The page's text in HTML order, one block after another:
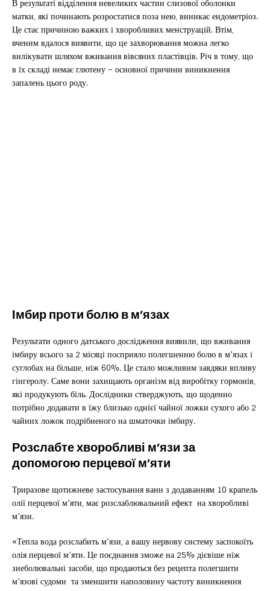
матки, які починають розростатися поза нею, виникає ендометріоз.
Це стає причиною важких і хворобливих менструацій. Втім,
вченим вдалося виявити, що це захворювання можна легко
вилікувати шляхом вживання вівсяних пластівців. Річ в тому, що
в їх складі немає глютену – основної причини виникнення
запалень цього роду.
Імбир проти болю в м’язах
Результати одного датського дослідження виявили, що вживання
імбиру всього за 2 місяці посприяло полегшенню болю в м’язах і
суглобах на більше, ніж 60%. Це стало можливим завдяки впливу
гінгеролу. Саме вони захищають організм від виробітку гормонів,
які продукують біль. Дослідники стверджують, що щоденно
потрібно додавати в їжу близько однієї чайної ложки сухого або 2
чайних ложок подрібненого на шматочки імбиру.
Розслабте хворобливі м’язи за
допомогою перцевої м’яти
Триразове щотижневе застосування ванн з додаванням 10 крапель
олії перцевої м’яти, має розслаблювальний ефект на хворобливі
м’язи.
«Тепла вода розслабить м’язи, а вашу нервову систему заспокоїть
олія перцевої м’яти. Це поєднання зможе на 25% дієвіше ніж
знеболювальні засоби, що продаються без рецепта полегшити
м’язові судоми та зменшити наполовину частоту виникнення